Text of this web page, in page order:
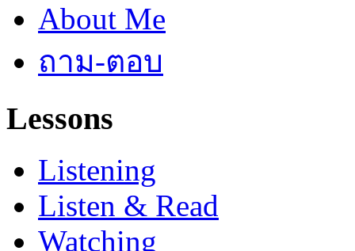
About Me
ถาม-ตอบ
Lessons
Listening
Listen & Read
Watching